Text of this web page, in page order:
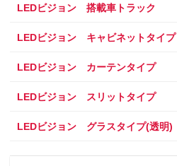
LEDビジョン 搭載車トラック
LEDビジョン キャビネットタイプ
LEDビジョン カーテンタイプ
LEDビジョン スリットタイプ
LEDビジョン グラスタイプ(透明)